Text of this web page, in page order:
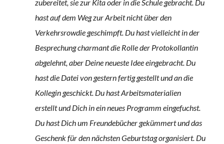
zubereitet, sie zur Kita oder in die Schule gebracht. Du
hast auf dem Weg zur Arbeit nicht über den
Verkehrsrowdie geschimpft. Du hast vielleicht in der
Besprechung charmant die Rolle der Protokollantin
abgelehnt, aber Deine neueste Idee eingebracht. Du
hast die Datei von gestern fertig gestellt und an die
Kollegin geschickt. Du hast Arbeitsmaterialien
erstellt und Dich in ein neues Programm eingefuchst.
Du hast Dich um Freundebücher gekümmert und das
Geschenk für den nächsten Geburtstag organisiert. Du